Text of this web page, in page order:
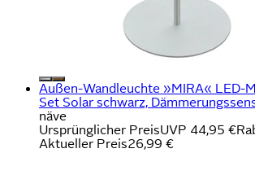
Außen-Wandleuchte »MIRA« LED-
Set Solar schwarz,
näve
Ursprünglicher PreisUVP 44,95 €
Aktueller Preis26,99 €